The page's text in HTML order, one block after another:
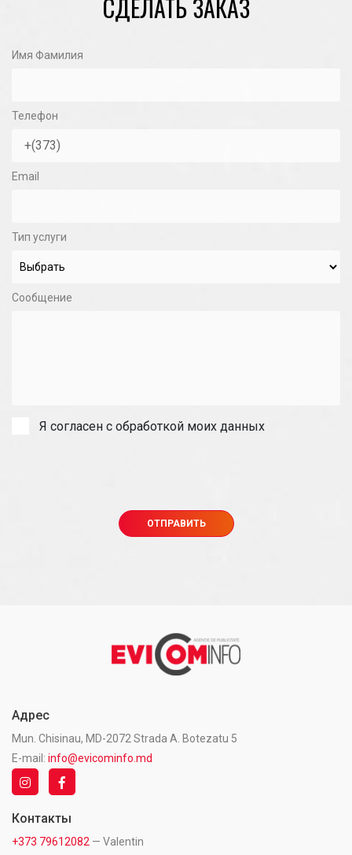
СДЕЛАТЬ ЗАКАЗ
Имя Фамилия
Телефон
Email
Тип услуги
Сообщение
Я согласен с обработкой моих данных
Адрес
Mun. Chisinau, MD-2072 Strada A. Botezatu 5
E-mail: info@evicominfo.md
Контакты
+373 79612082 — Valentin